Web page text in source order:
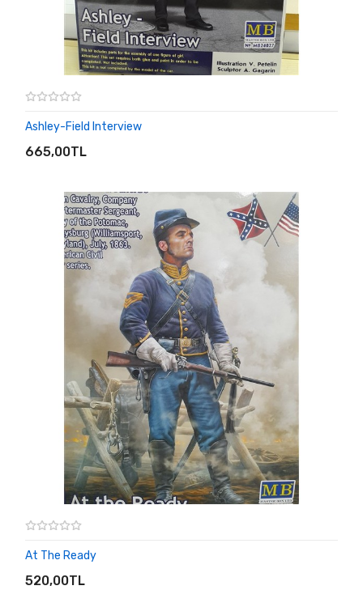
Ashley-Field Interview
665,00TL
SEPETE EKLE
At The Ready
520,00TL
SEPETE EKLE